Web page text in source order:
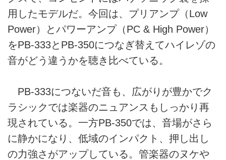
用したモデルだ。今回は、プリアンプ（Low
Power）とパワーアンプ（PC & High Power）
をPB-333とPB-350につなぎ替えてハイレゾの
音がどう違うかを聴き比べている。
PB-333につないだ音も、広がりが豊かでク
ラシックでは楽器のニュアンスもしっかり再
現されている。一方PB-350では、音場がさら
に静かになり、低域のインパクト、押し出し
の力強さがアップしている。管楽器のヌケや